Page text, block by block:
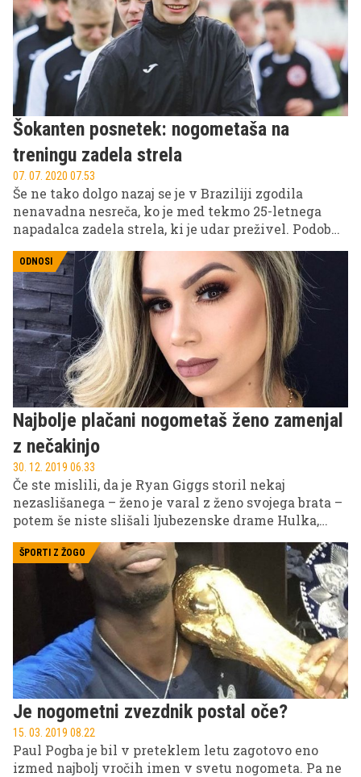
Šokanten posnetek: nogometaša na
treningu zadela strela
07. 07. 2020 07.53
Še ne tako dolgo nazaj se je v Braziliji zgodila
nenavadna nesreča, ko je med tekmo 25-letnega
napadalca zadela strela, ki je udar preživel. Podobno
ki ga je strela zadela na treningu.
ODNOSI
Najbolje plačani nogometaš ženo zamenjal
z nečakinjo
30. 12. 2019 06.33
Če ste mislili, da je Ryan Giggs storil nekaj
nezaslišanega – ženo je varal z ženo svojega brata –
potem še niste slišali ljubezenske drame Hulka,
nogometaša na Kitajskem.
ŠPORTI Z ŽOGO
Je nogometni zvezdnik postal oče?
15. 03. 2019 08.22
Paul Pogba je bil v preteklem letu zagotovo eno
izmed najbolj vročih imen v svetu nogometa. Pa ne